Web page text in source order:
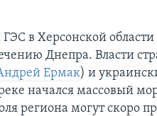
в Херсонской области
Днепра. Власти
Ермак) и
начался массовый
региона могут скоро